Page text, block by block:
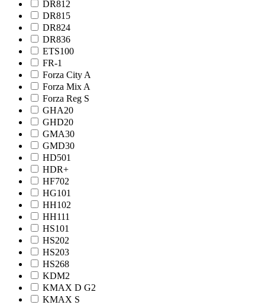
DR812
DR815
DR824
DR836
ETS100
FR-1
Forza City A
Forza Mix A
Forza Reg S
GHA20
GHD20
GMA30
GMD30
HD501
HDR+
HF702
HG101
HH102
HH111
HS101
HS202
HS203
HS268
KDM2
KMAX D G2
KMAX S